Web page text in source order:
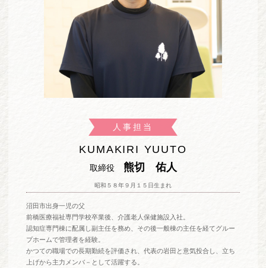
人事担当
KUMAKIRI YUUTO
取締役 熊切 佑人
昭和５８年９月１５日生まれ
沼田市出身一児の父
前橋医療福祉専門学校卒業後、介護老人保健施設入社。
認知症専門棟に配属し副主任を務め、その後一般棟の主任を経てグルー
プホームで管理者を経験。
かつての職場での長期勤続を評価され、代表の岩田と意気投合し、立ち
上げから主力メンバ－として活躍する。